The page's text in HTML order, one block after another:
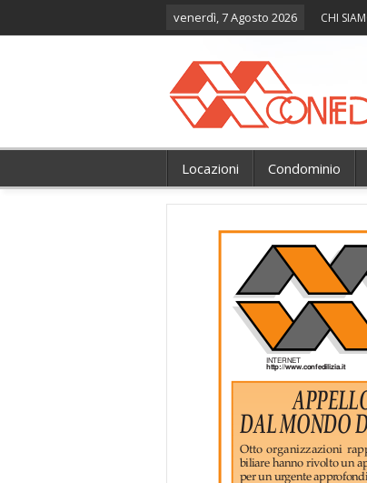
venerdì, 7 Agosto 2026 CHI
Locazioni Condominio